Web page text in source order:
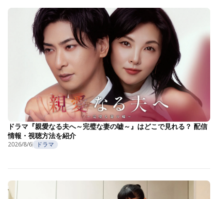
ドラマ『親愛なる夫へ～完璧な妻の嘘～』はどこで見れる？ 配信
情報・視聴方法を紹介
2026/8/6 ドラマ